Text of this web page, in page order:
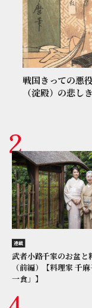
戦国きっての悪
（淀殿）の悲し
連載
武者小路千家のお盆と
（前編）【料理家 千
一食」】